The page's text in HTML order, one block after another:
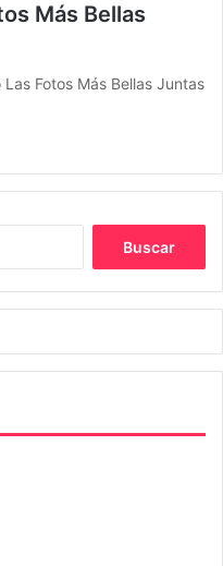
Más Bellas
Fotos Más Bellas Juntas